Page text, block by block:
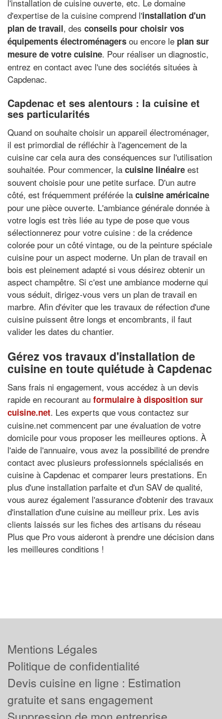
l'installation de cuisine ouverte, etc. Le domaine
d'expertise de la cuisine comprend l'installation d'un
plan de travail, des conseils pour choisir vos
équipements électroménagers ou encore le plan sur
mesure de votre cuisine. Pour réaliser un diagnostic,
entrez en contact avec l'une des sociétés situées à
Capdenac.
Capdenac et ses alentours : la cuisine et
ses particularités
Quand on souhaite choisir un appareil électroménager,
il est primordial de réfléchir à l'agencement de la
cuisine car cela aura des conséquences sur l'utilisation
souhaitée. Pour commencer, la cuisine linéaire est
souvent choisie pour une petite surface. D'un autre
côté, est fréquemment préférée la cuisine américaine
pour une pièce ouverte. L'ambiance générale donnée à
votre logis est très liée au type de pose que vous
sélectionnerez pour votre cuisine : de la crédence
colorée pour un côté vintage, ou de la peinture spéciale
cuisine pour un aspect moderne. Un plan de travail en
bois est pleinement adapté si vous désirez obtenir un
aspect champêtre. Si c'est une ambiance moderne qui
vous séduit, dirigez-vous vers un plan de travail en
marbre. Afin d'éviter que les travaux de réfection d'une
cuisine puissent être longs et encombrants, il faut
valider les dates du chantier.
Gérez vos travaux d'installation de
cuisine en toute quiétude à Capdenac
Sans frais ni engagement, vous accédez à un devis
rapide en recourant au formulaire à disposition sur
cuisine.net. Les experts que vous contactez sur
cuisine.net commencent par une évaluation de votre
domicile pour vous proposer les meilleures options. À
l'aide de l'annuaire, vous avez la possibilité de prendre
contact avec plusieurs professionnels spécialisés en
cuisine à Capdenac et comparer leurs prestations. En
plus d'une installation parfaite et d'un SAV de qualité,
vous aurez également l'assurance d'obtenir des travaux
d'installation d'une cuisine au meilleur prix. Les avis
clients laissés sur les fiches des artisans du réseau
Plus que Pro vous aideront à prendre une décision dans
les meilleures conditions !
Mentions Légales
Politique de confidentialité
Devis cuisine en ligne : Estimation
gratuite et sans engagement